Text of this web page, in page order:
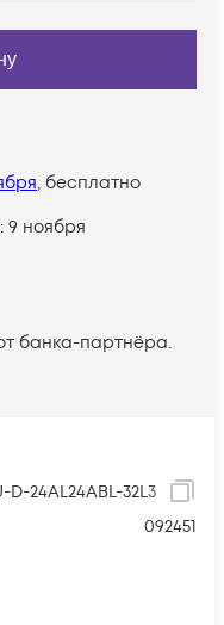
D-24AL24ABL-32L3
092451
, бесплатно
9 ноября
банка-партнёра.